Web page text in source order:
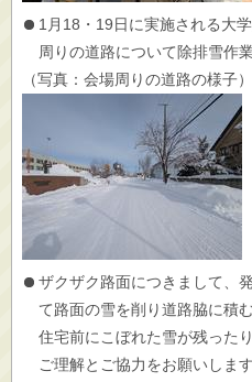
1月18・19日に実施される大
周りの道路について除排雪作
（写真：会場周りの道路の様子）
ザクザク路面につきまして、
て路面の雪を削り道路脇に積
住宅前にこぼれた雪が残った
ご理解とご協力をお願いします